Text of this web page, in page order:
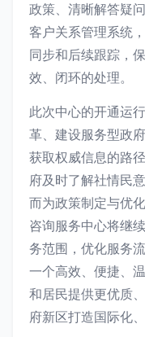
政策、清晰解答疑
客户关系管理系统
同步和后续跟踪，
效、闭环的处理。
此次中心的开通运
革、建设服务型政
获取权威信息的路
府及时了解社情民
而为政策制定与优
咨询服务中心将继
务范围，优化服务
一个高效、便捷、
和居民提供更优质
府新区打造国际化